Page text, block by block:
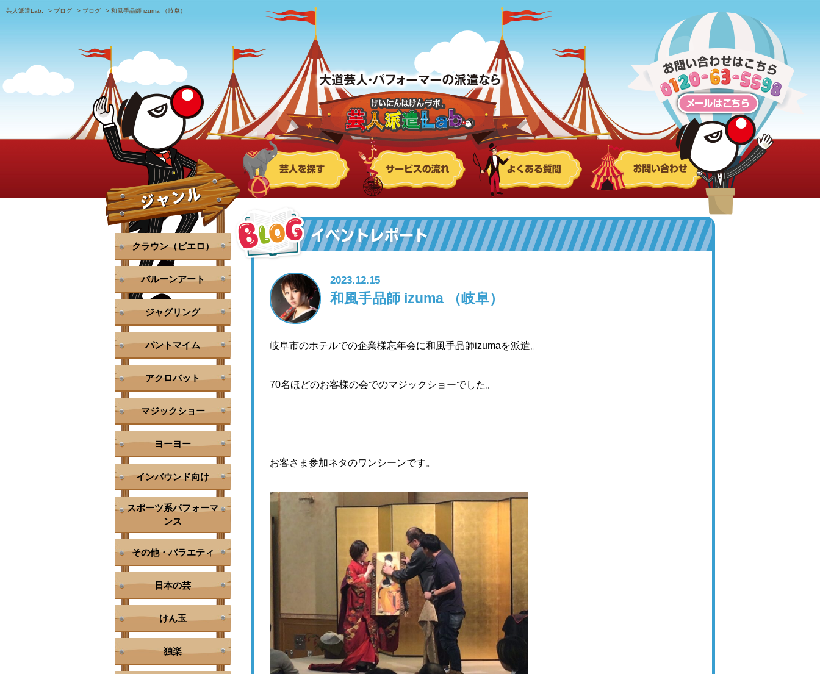
芸人派遣Lab. > ブログ > ブログ > 和風手品師 izuma （岐阜）
2023.12.15
和風手品師 izuma （岐阜）
岐阜市のホテルでの企業様忘年会に和風手品師izumaを派遣。
70名ほどのお客様の会でのマジックショーでした。
お客さま参加ネタのワンシーンです。
クラウン（ピエロ）
バルーンアート
ジャグリング
パントマイム
アクロバット
マジックショー
ヨーヨー
インバウンド向け
スポーツ系パフォーマ
ンス
その他・バラエティ
日本の芸
けん玉
独楽